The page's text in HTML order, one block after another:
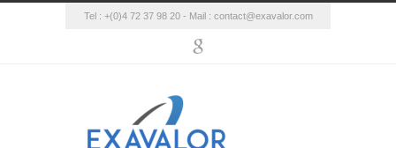
Tel : +(0)4 72 37 98 20 - Mail : contact@exavalor.com